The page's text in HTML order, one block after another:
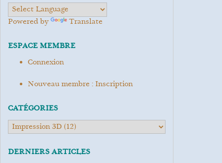
Powered by Translate
ESPACE MEMBRE
Connexion
Nouveau membre : Inscription
CATÉGORIES
DERNIERS ARTICLES